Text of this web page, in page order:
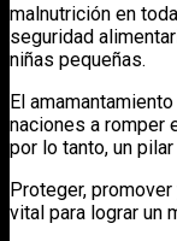
malnutrición en
seguridad
niñas pequeñas.
El
naciones a romper
por lo tanto, un
Proteger,
vital para lograr un